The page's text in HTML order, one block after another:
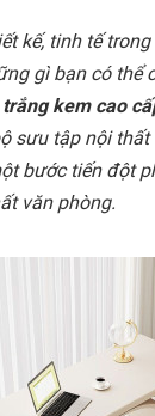
kế, tinh tế
gì bạn có thể
kem cao
sưu tập nội
bước tiến đột
văn phòng.